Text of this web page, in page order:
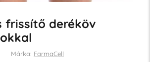
frissítő deréköv
Márka: FarmaCell